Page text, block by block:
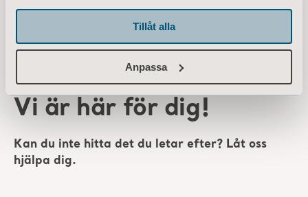
Tillåt alla
Anpassa
din lokala säljare.</p>
Visa fler
Vi är här för dig!
Kan du inte hitta det du letar efter? Låt oss
hjälpa dig.